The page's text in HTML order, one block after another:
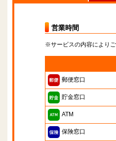
営業時間
※サービスの内容により
郵便窓口
貯金窓口
ATM
保険窓口